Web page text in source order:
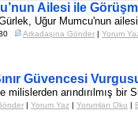
Ailesi ile
Uğur Mumcu'nun
Arkadaşına Gönder | Yorum
Güvencesi
arındırılmış bir
| Yorum Yaz | Yorumları Oku |